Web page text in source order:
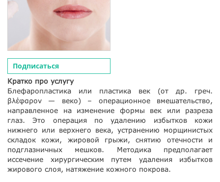
Подписаться
Кратко про услугу
Блефаропластика или пластика век (от др. греч.
βλέφαρον — веко) – операционное вмешательство,
направленное на изменение формы век или разреза
глаз. Это операция по удалению избытков кожи
нижнего или верхнего века, устранению морщинистых
складок кожи, жировой грыжи, снятию отечности и
подглазничных мешков. Методика предполагает
иссечение хирургическим путем удаления избытков
жирового слоя, натяжение кожного покрова.